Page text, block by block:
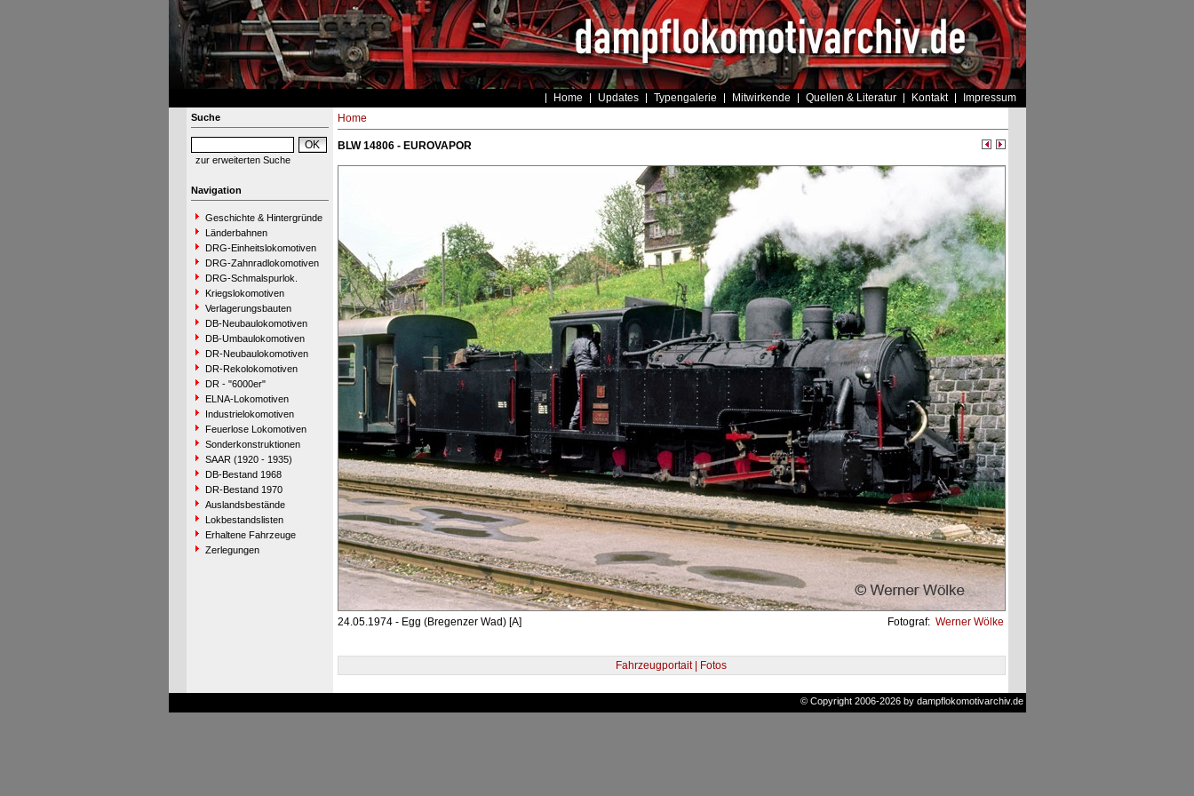
Home Updates Typengalerie Mitwirkende Quellen & Literatur Kontakt Impressum
Suche
zur erweiterten Suche
Navigation
Geschichte & Hintergründe
Länderbahnen
DRG-Einheitslokomotiven
DRG-Zahnradlokomotiven
DRG-Schmalspurlok.
Kriegslokomotiven
Verlagerungsbauten
DB-Neubaulokomotiven
DB-Umbaulokomotiven
DR-Neubaulokomotiven
DR-Rekolokomotiven
DR - "6000er"
ELNA-Lokomotiven
Industrielokomotiven
Feuerlose Lokomotiven
Sonderkonstruktionen
SAAR (1920 - 1935)
DB-Bestand 1968
DR-Bestand 1970
Auslandsbestände
Lokbestandslisten
Erhaltene Fahrzeuge
Zerlegungen
Home
BLW 14806 - EUROVAPOR
24.05.1974 - Egg (Bregenzer Wad) [A] Fotograf: Werner Wölke
Fahrzeugportait | Fotos
© Copyright 2006-2026 by dampflokomotivarchiv.de